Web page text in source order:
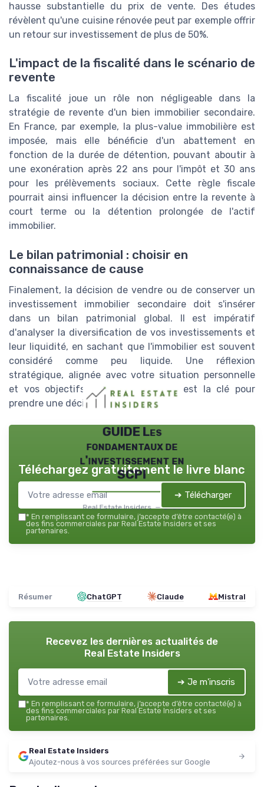
hausse substantielle du prix de vente. Des études
révèlent qu'une cuisine rénovée peut par exemple offrir
un retour sur investissement de plus de 50%.
L'impact de la fiscalité dans le scénario de
revente
La fiscalité joue un rôle non négligeable dans la
stratégie de revente d'un bien immobilier secondaire.
En France, par exemple, la plus-value immobilière est
imposée, mais elle bénéficie d'un abattement en
fonction de la durée de détention, pouvant aboutir à
une exonération après 22 ans pour l'impôt et 30 ans
pour les prélèvements sociaux. Cette règle fiscale
pourrait ainsi influencer la décision entre la revente à
court terme ou la détention prolongée de l'actif
immobilier.
Le bilan patrimonial : choisir en
connaissance de cause
Finalement, la décision de vendre ou de conserver un
investissement immobilier secondaire doit s'insérer
dans un bilan patrimonial global. Il est impératif
d'analyser la diversification de vos investissements et
leur liquidité, en sachant que l'immobilier est souvent
considéré comme peu liquide. Une réflexion
stratégique, alignée avec votre situation personnelle
et vos objectifs sur le long terme, est la clé pour
prendre une décision éclairée.
GUIDE Les
fondamentaux de
l'investissement en
SCPI
Real Estate Insiders — 2026
Téléchargez gratuitement le livre blanc
➔ Télécharger
* En remplissant ce formulaire, j’accepte d’être contacté(e) à
des fins commerciales par Real Estate Insiders et ses
partenaires.
Résumer ChatGPT Claude Mistral
Recevez les dernières actualités de
Real Estate Insiders
➔ Je m'inscris
* En remplissant ce formulaire, j’accepte d’être contacté(e) à
des fins commerciales par Real Estate Insiders et ses
partenaires.
Real Estate Insiders
Ajoutez-nous à vos sources préférées sur Google